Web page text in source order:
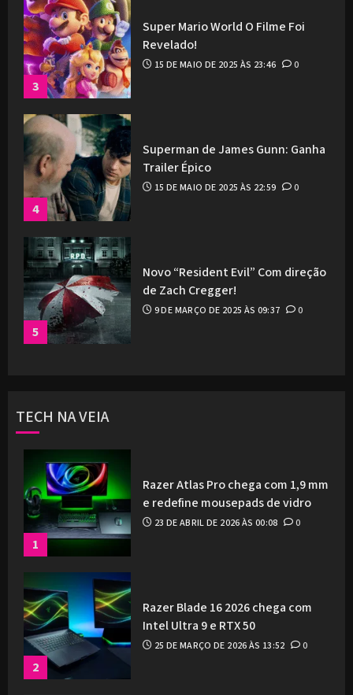
3
Super Mario World O Filme Foi
Revelado!
15 DE MAIO DE 2025 ÀS 23:46 0
4
Superman de James Gunn: Ganha
Trailer Épico
15 DE MAIO DE 2025 ÀS 22:59 0
5
Novo “Resident Evil” Com direção
de Zach Cregger!
9 DE MARÇO DE 2025 ÀS 09:37 0
TECH NA VEIA
1
Razer Atlas Pro chega com 1,9 mm
e redefine mousepads de vidro
23 DE ABRIL DE 2026 ÀS 00:08 0
2
Razer Blade 16 2026 chega com
Intel Ultra 9 e RTX 50
25 DE MARÇO DE 2026 ÀS 13:52 0